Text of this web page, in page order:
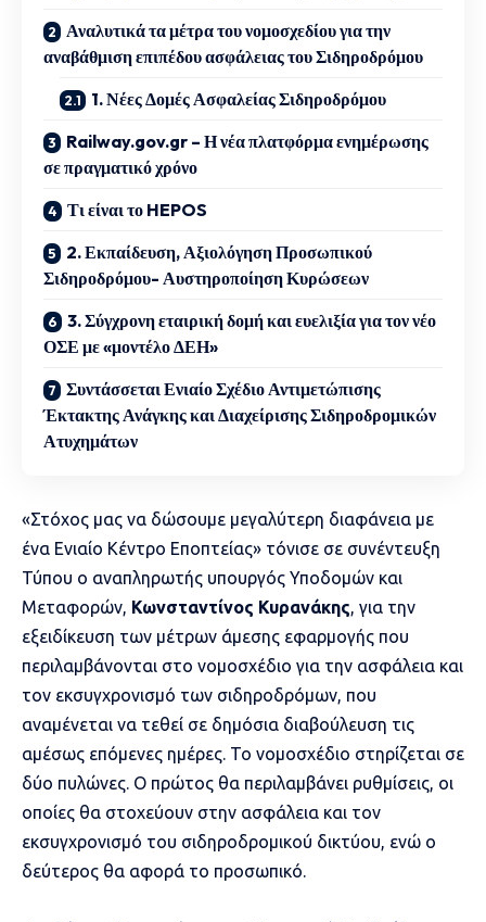
Αναλυτικά τα μέτρα του νομοσχεδίου για την
αναβάθμιση επιπέδου ασφάλειας του Σιδηροδρόμου
1. Νέες Δομές Ασφαλείας Σιδηροδρόμου
Railway.gov.gr – Η νέα πλατφόρμα ενημέρωσης
σε πραγματικό χρόνο
Τι είναι το HEPOS
2. Εκπαίδευση, Αξιολόγηση Προσωπικού
Σιδηροδρόμου- Αυστηροποίηση Κυρώσεων
3. Σύγχρονη εταιρική δομή και ευελιξία για τον νέο
ΟΣΕ με «μοντέλο ΔΕΗ»
Συντάσσεται Ενιαίο Σχέδιο Αντιμετώπισης
Έκτακτης Ανάγκης και Διαχείρισης Σιδηροδρομικών
Ατυχημάτων
«Στόχος μας να δώσουμε μεγαλύτερη διαφάνεια με
ένα Ενιαίο Κέντρο Εποπτείας» τόνισε σε συνέντευξη
Τύπου ο αναπληρωτής υπουργός Υποδομών και
Μεταφορών, Κωνσταντίνος Κυρανάκης, για την
εξειδίκευση των μέτρων άμεσης εφαρμογής που
περιλαμβάνονται στο νομοσχέδιο για την ασφάλεια και
τον εκσυγχρονισμό των σιδηροδρόμων, που
αναμένεται να τεθεί σε δημόσια διαβούλευση τις
αμέσως επόμενες ημέρες. Το νομοσχέδιο στηρίζεται σε
δύο πυλώνες. Ο πρώτος θα περιλαμβάνει ρυθμίσεις, οι
οποίες θα στοχεύουν στην ασφάλεια και τον
εκσυγχρονισμό του σιδηροδρομικού δικτύου, ενώ ο
δεύτερος θα αφορά το προσωπικό.